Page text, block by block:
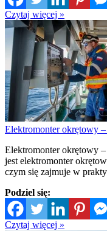
Czytaj więcej »
Elektromonter okrętowy
Elektromonter okrętowy
jest elektromonter
czym się zajmuje w
Podziel się:
Czytaj więcej »